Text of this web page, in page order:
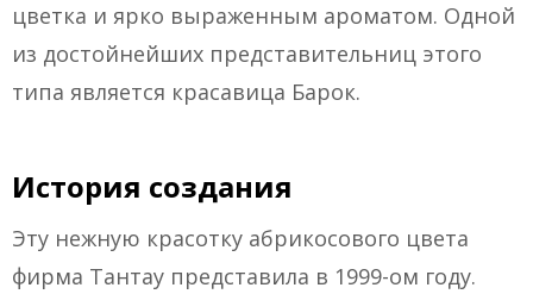
цветка и ярко выраженным ароматом. Одной
из достойнейших представительниц этого
типа является красавица Барок.
История создания
Эту нежную красотку абрикосового цвета
фирма Тантау представила в 1999-ом году.